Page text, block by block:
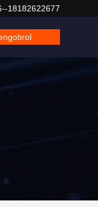
18182622677